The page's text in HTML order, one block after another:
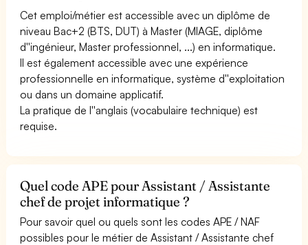
Cet emploi/métier est accessible avec un diplôme de
niveau Bac+2 (BTS, DUT) à Master (MIAGE, diplôme
d''ingénieur, Master professionnel, ...) en informatique.
Il est également accessible avec une expérience
professionnelle en informatique, système d''exploitation
ou dans un domaine applicatif.
La pratique de l''anglais (vocabulaire technique) est
requise.
Quel code APE pour Assistant / Assistante
chef de projet informatique ?
Pour savoir quel ou quels sont les codes APE / NAF
possibles pour le métier de Assistant / Assistante chef